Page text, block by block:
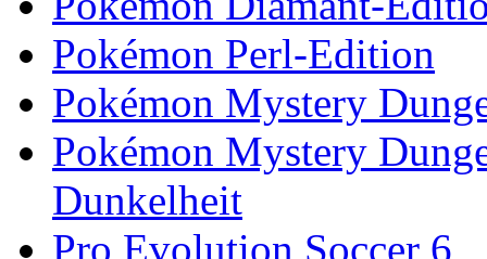
Pokémon Perl-Edition
Pokémon Mystery
Pokémon Mystery
Dunkelheit
Pro Evolution Soccer 6